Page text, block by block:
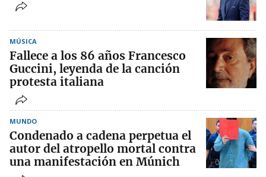
MÚSICA
Fallece a los 86 años Francesco
Guccini, leyenda de la canción
protesta italiana
MUNDO
Condenado a cadena perpetua el
autor del atropello mortal contra
una manifestación en Múnich